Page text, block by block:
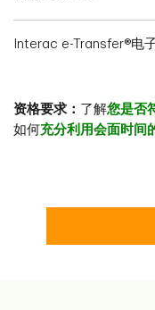
Interac e-Transfer®电
资格要求： 了解您是否
如何充分利用会面时间